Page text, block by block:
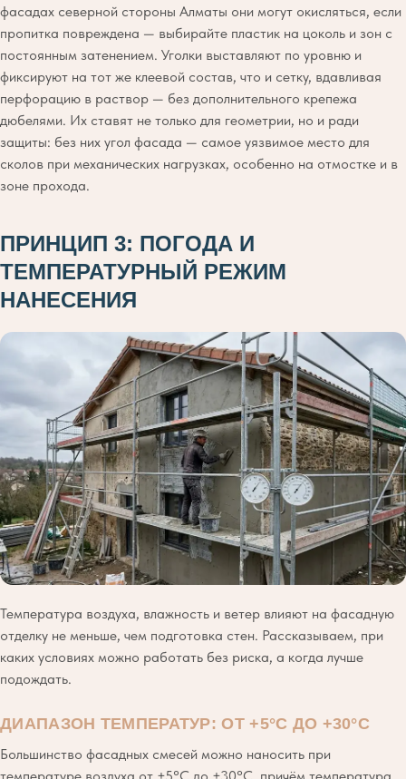
фасадах северной стороны Алматы они могут окисляться, если
пропитка повреждена — выбирайте пластик на цоколь и зон с
постоянным затенением. Уголки выставляют по уровню и
фиксируют на тот же клеевой состав, что и сетку, вдавливая
перфорацию в раствор — без дополнительного крепежа
дюбелями. Их ставят не только для геометрии, но и ради
защиты: без них угол фасада — самое уязвимое место для
сколов при механических нагрузках, особенно на отмостке и в
зоне прохода.
ПРИНЦИП 3: ПОГОДА И
ТЕМПЕРАТУРНЫЙ РЕЖИМ
НАНЕСЕНИЯ
Температура воздуха, влажность и ветер влияют на фасадную
отделку не меньше, чем подготовка стен. Рассказываем, при
каких условиях можно работать без риска, а когда лучше
подождать.
ДИАПАЗОН ТЕМПЕРАТУР: ОТ +5°C ДО +30°C
Большинство фасадных смесей можно наносить при